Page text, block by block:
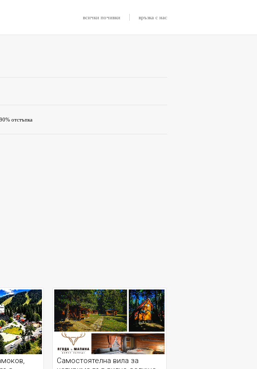
всички почивки | връзка с нас
отстъпка
Самостоятелна вила за